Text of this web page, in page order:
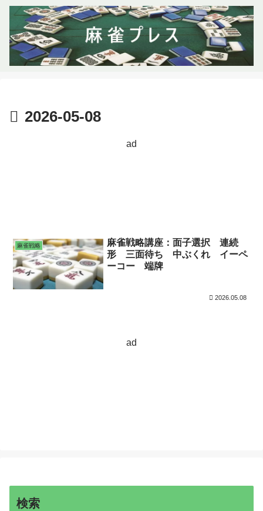
2026-05-08
ad
麻雀戦略
麻雀戦略講座：面子選択 連続
形 三面待ち 中ぶくれ イーペ
ーコー 端牌
2026.05.08
ad
検索